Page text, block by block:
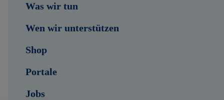
Was wir tun
Wen wir unterstützen
Shop
Portale
Jobs